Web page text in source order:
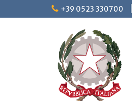
to
+39 0523 330700